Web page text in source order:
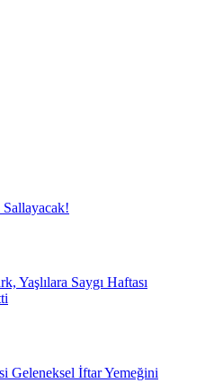
Yaşlılara Saygı Haftası
Geleneksel İftar Yemeğini